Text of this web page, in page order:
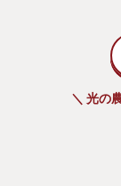
読みながら難
した。そこで
興味を持って
大きくなった
ってくれて嬉
良いなぁなど
＼ 光の